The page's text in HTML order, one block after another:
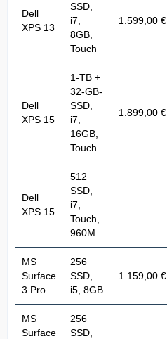
Dell
XPS 13
SSD,
i7,
8GB,
Touch
1.599,00 €
Dell
XPS 15
1-TB +
32-GB-
SSD,
i7,
16GB,
Touch
1.899,00 €
Dell
XPS 15
512
SSD,
i7,
Touch,
960M
MS
Surface
3 Pro
256
SSD,
i5, 8GB
1.159,00 €
MS
Surface
256
SSD,